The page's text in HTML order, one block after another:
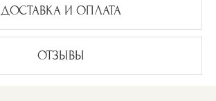
ДОСТАВКА И ОПЛАТА
ОТЗЫВЫ